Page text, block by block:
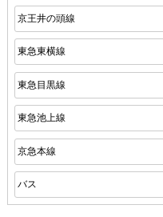
京王井の頭線
東急東横線
東急目黒線
東急池上線
京急本線
バス